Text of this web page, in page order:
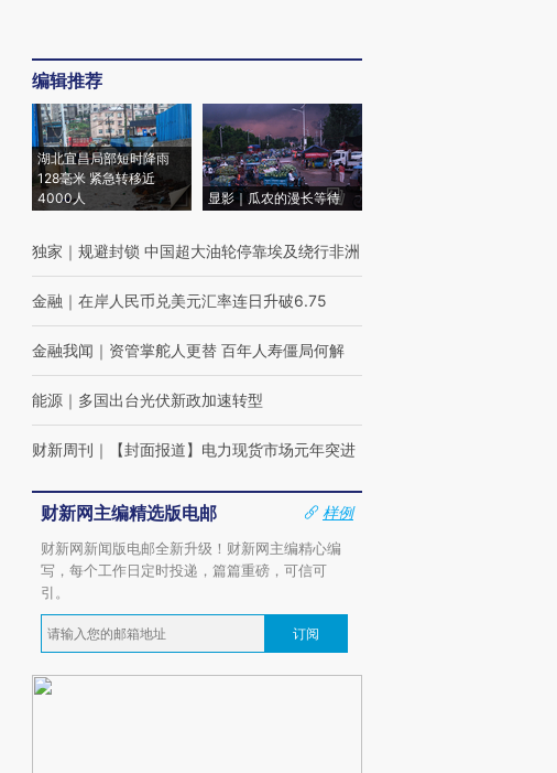
编辑推荐
湖北宜昌局部短时降雨
128毫米 紧急转移近
4000人
显影｜瓜农的漫长等待
独家 ｜ 规避封锁 中国超大油轮停靠埃及绕行非洲
金融 ｜ 在岸人民币兑美元汇率连日升破6.75
金融我闻 ｜ 资管掌舵人更替 百年人寿僵局何解
能源 ｜ 多国出台光伏新政加速转型
财新周刊 ｜ 【封面报道】电力现货市场元年突进
财新网主编精选版电邮
样例
财新网新闻版电邮全新升级！财新网主编精心编
写，每个工作日定时投递，篇篇重磅，可信可
引。
订阅